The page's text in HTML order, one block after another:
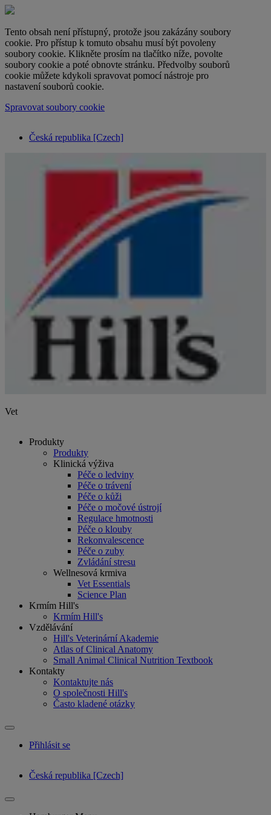
Tento obsah není přístupný, protože jsou zakázány soubory
cookie. Pro přístup k tomuto obsahu musí být povoleny
soubory cookie. Klikněte prosím na tlačítko níže, povolte
soubory cookie a poté obnovte stránku. Předvolby souborů
cookie můžete kdykoli spravovat pomocí nástroje pro
nastavení souborů cookie.
Spravovat soubory cookie
Česká republika [Czech]
Vet
Produkty
Produkty
Klinická výživa
Péče o ledviny
Péče o trávení
Péče o kůži
Péče o močové ústrojí
Regulace hmotnosti
Péče o klouby
Rekonvalescence
Péče o zuby
Zvládání stresu
Wellnesová krmiva
Vet Essentials
Science Plan
Krmím Hill's
Krmím Hill's
Vzdělávání
Hill's Veterinární Akademie
Atlas of Clinical Anatomy
Small Animal Clinical Nutrition Textbook
Kontakty
Kontaktujte nás
O společnosti Hill's
Často kladené otázky
Přihlásit se
Česká republika [Czech]